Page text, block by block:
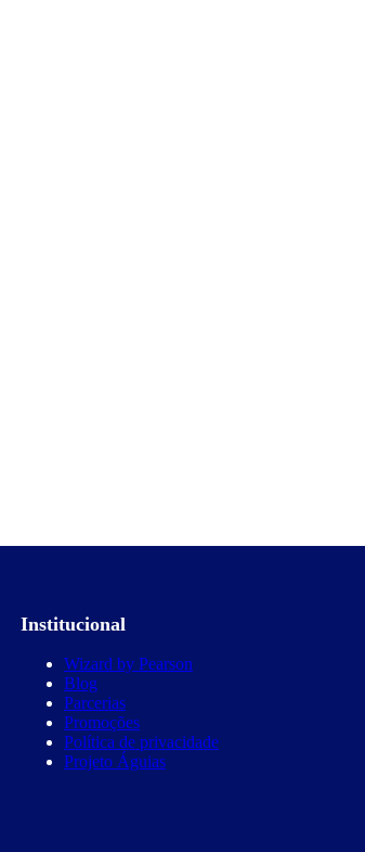
Institucional
Wizard by Pearson
Blog
Parcerias
Promoções
Política de privacidade
Projeto Águias